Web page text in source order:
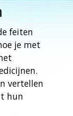
feiten
je met
vertellen
hun